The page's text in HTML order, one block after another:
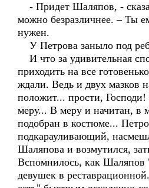
- Придет Шаляпов, -
можно безразличнее. – Ты
нужен.
У Петрова заныло под
И что за удивительная
приходить на все
ждали. Ведь и двух мазков
положит... прости, Господи!
меру... В меру и начитан, в
подобран в костюме...
подкарауливающий,
Шаляпова и возмутился,
Вспомнилось, как Шаляпов
девушек в